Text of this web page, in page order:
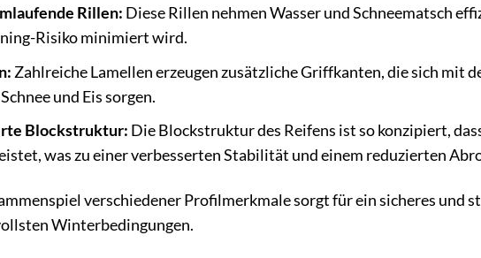
Rillen: Diese Rillen nehmen Wasser und Schneematsch
Risiko minimiert wird.
Zahlreiche Lamellen erzeugen zusätzliche Griffkanten, die sich mit
und Eis sorgen.
Blockstruktur: Die Blockstruktur des Reifens ist so konzipiert,
was zu einer verbesserten Stabilität und einem reduzierten
verschiedener Profilmerkmale sorgt für ein sicheres und
Winterbedingungen.